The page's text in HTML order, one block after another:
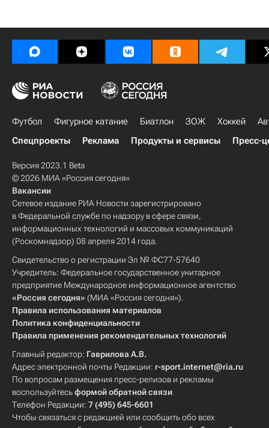
Футбол Фигурное катание Биатлон ЗОЖ Хоккей
Спецпроекты
Реклама Продукты и сервисы Пресс-
Версия 2023.1 Beta
© 2026 МИА «Россия сегодня»
Вакансии
Сетевое издание РИА Новости зарегистрировано
в Федеральной службе по надзору в сфере связи,
информационных технологий и массовых коммуникаций
(Роскомнадзор) 08 апреля 2014 года.
Свидетельство о регистрации Эл № ФС77-57640
Учредитель: Федеральное государственное унитарное
предприятие Международное информационное агентство
«Россия сегодня» (МИА «Россия сегодня»).
Правила использования материалов
Политика конфиденциальности
Правила применения рекомендательных технологий
Главный редактор: Гаврилова А.В.
Адрес электронной почты Редакции: r-sport.internet@ria.ru
По вопросам размещения пресс-релизов и рекламы
воспользуйтесьформой обратной связи
Телефон Редакции: 7 (495) 645-6601
Чтобы связаться с редакцией или сообщить обо всех